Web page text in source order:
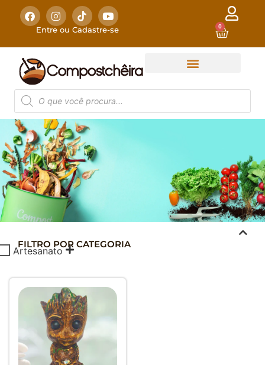
Entre ou Cadastre-se 0
COMPOSTAGEM
seu Jardim - Cuide do Planeta
FILTRO POR CATEGORIA
Artesanato